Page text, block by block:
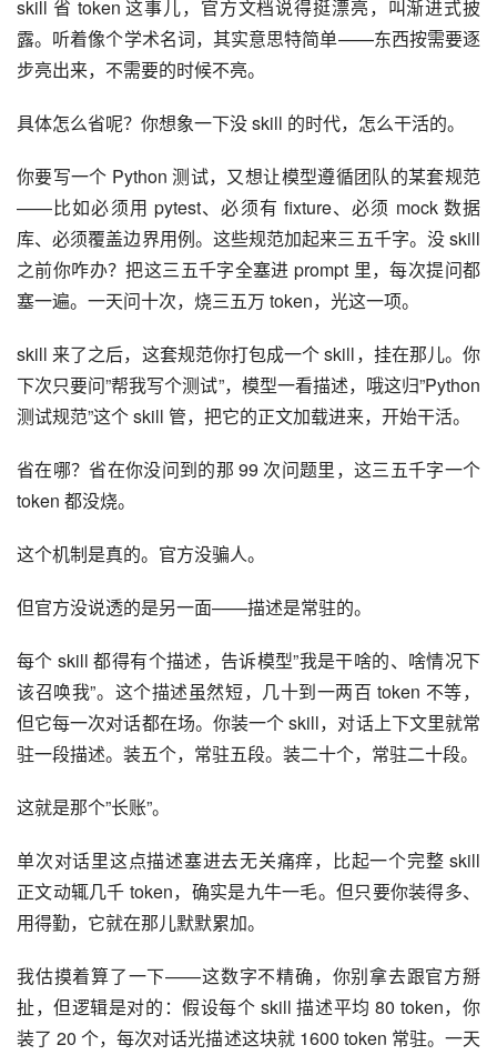
skill 省 token 这事儿，官方文档说得挺漂亮，叫渐进式披
露。听着像个学术名词，其实意思特简单——东西按需要逐
步亮出来，不需要的时候不亮。
具体怎么省呢？你想象一下没 skill 的时代，怎么干活的。
你要写一个 Python 测试，又想让模型遵循团队的某套规范
——比如必须用 pytest、必须有 fixture、必须 mock 数据
库、必须覆盖边界用例。这些规范加起来三五千字。没 skill
之前你咋办？把这三五千字全塞进 prompt 里，每次提问都
塞一遍。一天问十次，烧三五万 token，光这一项。
skill 来了之后，这套规范你打包成一个 skill，挂在那儿。你
下次只要问”帮我写个测试”，模型一看描述，哦这归”Python
测试规范”这个 skill 管，把它的正文加载进来，开始干活。
省在哪？省在你没问到的那 99 次问题里，这三五千字一个
token 都没烧。
这个机制是真的。官方没骗人。
但官方没说透的是另一面——描述是常驻的。
每个 skill 都得有个描述，告诉模型”我是干啥的、啥情况下
该召唤我”。这个描述虽然短，几十到一两百 token 不等，
但它每一次对话都在场。你装一个 skill，对话上下文里就常
驻一段描述。装五个，常驻五段。装二十个，常驻二十段。
这就是那个”长账”。
单次对话里这点描述塞进去无关痛痒，比起一个完整 skill
正文动辄几千 token，确实是九牛一毛。但只要你装得多、
用得勤，它就在那儿默默累加。
我估摸着算了一下——这数字不精确，你别拿去跟官方掰
扯，但逻辑是对的：假设每个 skill 描述平均 80 token，你
装了 20 个，每次对话光描述这块就 1600 token 常驻。一天